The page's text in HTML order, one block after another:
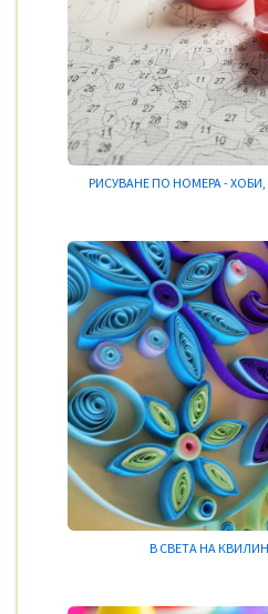
РИСУВАНЕ ПО НОМЕРА -
В СВЕТА НА